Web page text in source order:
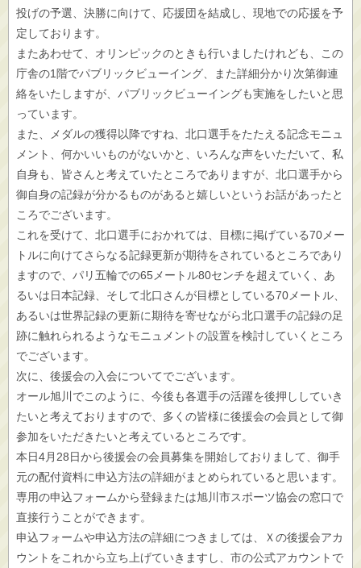
投げの予選、決勝に向けて、応援団を結成し、現地での応援を予
定しております。
またあわせて、オリンピックのときも行いましたけれども、この
庁舎の1階でパブリックビューイング、また詳細分かり次第御連
絡をいたしますが、パブリックビューイングも実施をしたいと思
っています。
また、メダルの獲得以降ですね、北口選手をたたえる記念モニュ
メント、何かいいものがないかと、いろんな声をいただいて、私
自身も、皆さんと考えていたところでありますが、北口選手から
御自身の記録が分かるものがあると嬉しいというお話があったと
ころでございます。
これを受けて、北口選手におかれては、目標に掲げている70メー
トルに向けてさらなる記録更新が期待をされているところであり
ますので、パリ五輪での65メートル80センチを超えていく、あ
るいは日本記録、そして北口さんが目標としている70メートル、
あるいは世界記録の更新に期待を寄せながら北口選手の記録の足
跡に触れられるようなモニュメントの設置を検討していくところ
でございます。
次に、後援会の入会についてでございます。
オール旭川でこのように、今後も各選手の活躍を後押ししていき
たいと考えておりますので、多くの皆様に後援会の会員として御
参加をいただきたいと考えているところです。
本日4月28日から後援会の会員募集を開始しておりまして、御手
元の配付資料に申込方法の詳細がまとめられていると思います。
専用の申込フォームから登録または旭川市スポーツ協会の窓口で
直接行うことができます。
申込フォームや申込方法の詳細につきましては、Ｘの後援会アカ
ウントをこれから立ち上げていきますし、市の公式アカウントで